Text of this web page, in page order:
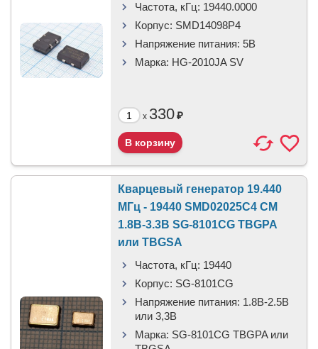
Частота, кГц: 19440.0000
Корпус: SMD14098P4
Напряжение питания: 5В
Марка: HG-2010JA SV
x 330₽
Кварцевый генератор 19.440
МГц - 19440 SMD02025C4 CM
1.8В-3.3В SG-8101CG TBGPA
или TBGSA
Частота, кГц: 19440
Корпус: SG-8101CG
Напряжение питания: 1.8В-2.5B
или 3,3B
Марка: SG-8101CG TBGPA или